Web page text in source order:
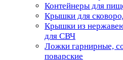
Контейнеры для
Крышки для
Крышки из
для СВЧ
Ложки гарнирные,
поварские